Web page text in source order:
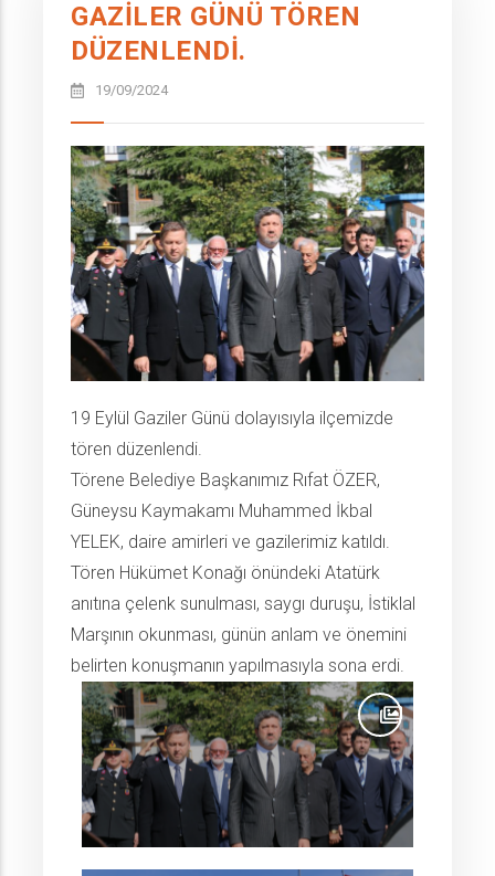
GAZİLER GÜNÜ TÖREN
DÜZENLENDİ.
19/09/2024
19 Eylül Gaziler Günü dolayısıyla ilçemizde
tören düzenlendi.
Törene Belediye Başkanımız Rıfat ÖZER,
Güneysu Kaymakamı Muhammed İkbal
YELEK, daire amirleri ve gazilerimiz katıldı.
Tören Hükümet Konağı önündeki Atatürk
anıtına çelenk sunulması, saygı duruşu, İstiklal
Marşının okunması, günün anlam ve önemini
belirten konuşmanın yapılmasıyla sona erdi.